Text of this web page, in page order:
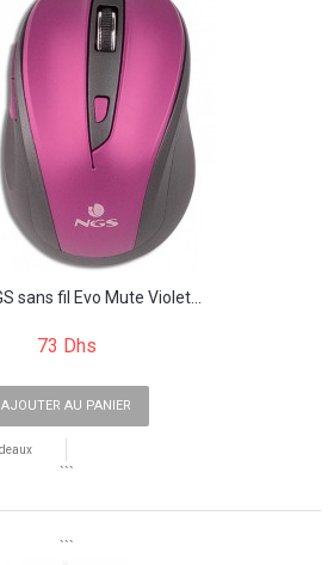
sans fil Evo Mute Violet...
73 Dhs
AJOUTER AU PANIER
```
```